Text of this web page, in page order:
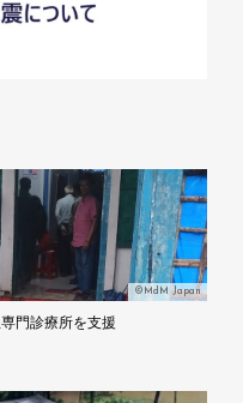
©MdM Japan
門診療所を支援